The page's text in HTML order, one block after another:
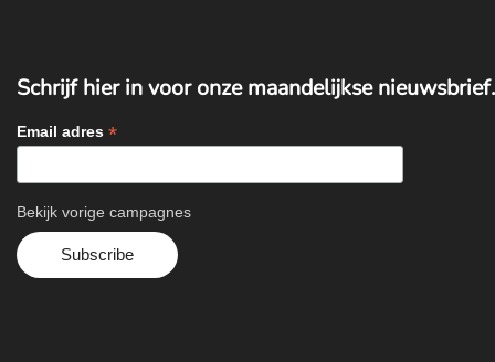
Schrijf hier in voor onze maandelijkse nieuwsbrief.
Email adres *
Bekijk vorige campagnes